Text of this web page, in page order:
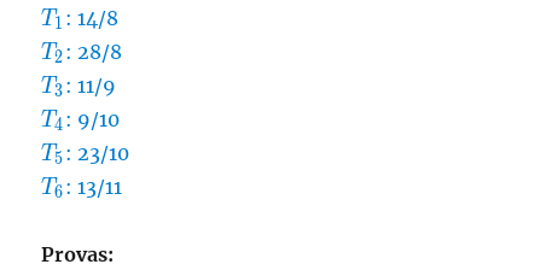
T_1
T1 : 14/8
T_2
T2: 28/8
T_3
T3: 11/9
T_4
T4: 9/10
T_5
T5: 23/10
T_6
T6: 13/11
Provas: